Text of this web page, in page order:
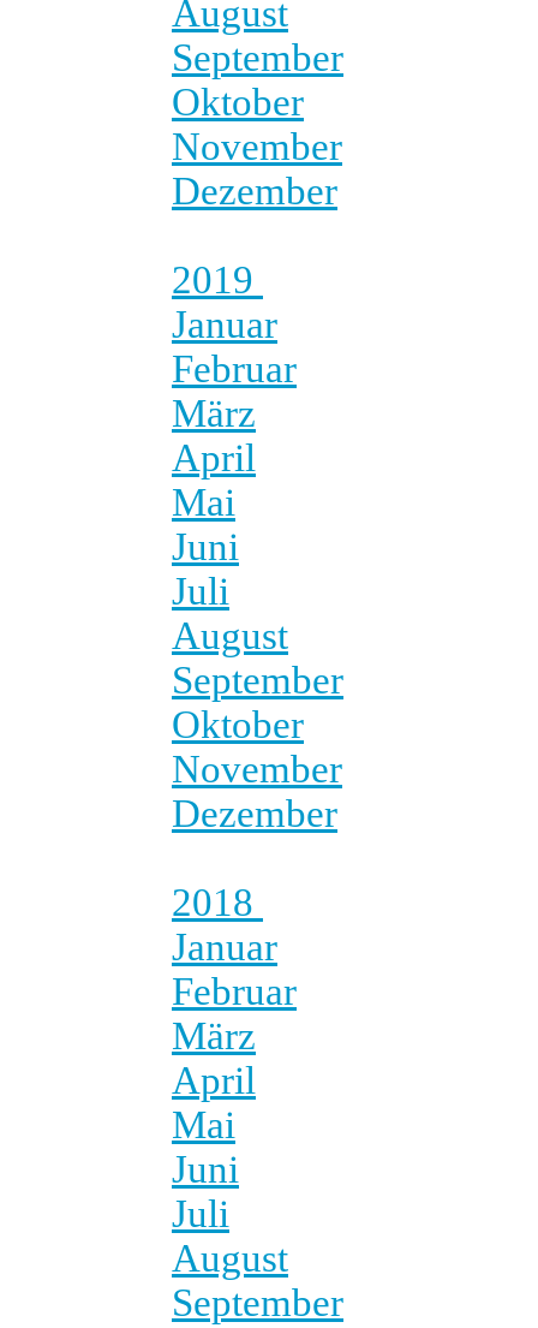
August
September
Oktober
November
Dezember
2019
Januar
Februar
März
April
Mai
Juni
Juli
August
September
Oktober
November
Dezember
2018
Januar
Februar
März
April
Mai
Juni
Juli
August
September